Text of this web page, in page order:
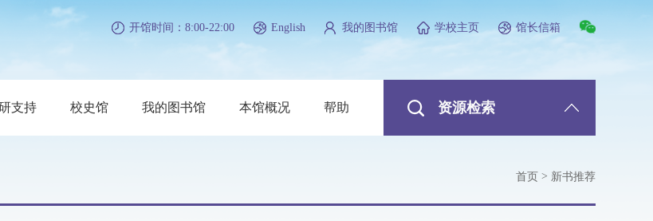
开馆时间：8:00-22:00 English 我的图书馆 学校主页 馆长信箱
资源检索
支持 校史馆 我的图书馆 本馆概况 帮助
首页 > 新书推荐